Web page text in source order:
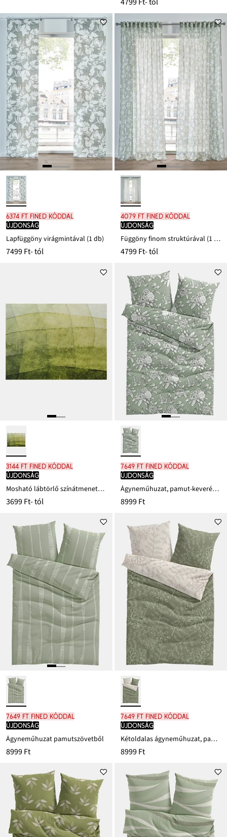
6374 Ft FINED kóddal
újdonság
Lapfüggöny virágmintával (1 db)
7499 Ft- tól
4079 Ft FINED kóddal
újdonság
Függöny finom struktúrával (1 db)
4799 Ft- tól
3144 Ft FINED kóddal
újdonság
Mosható lábtörlő színátmenetellel
3699 Ft- tól
7649 Ft FINED kóddal
újdonság
Ágyneműhuzat, pamut-keverékből
8999 Ft
7649 Ft FINED kóddal
újdonság
Ágyneműhuzat pamutszövetből
8999 Ft
7649 Ft FINED kóddal
újdonság
Kétoldalas ágyneműhuzat, pamutszövetből
8999 Ft